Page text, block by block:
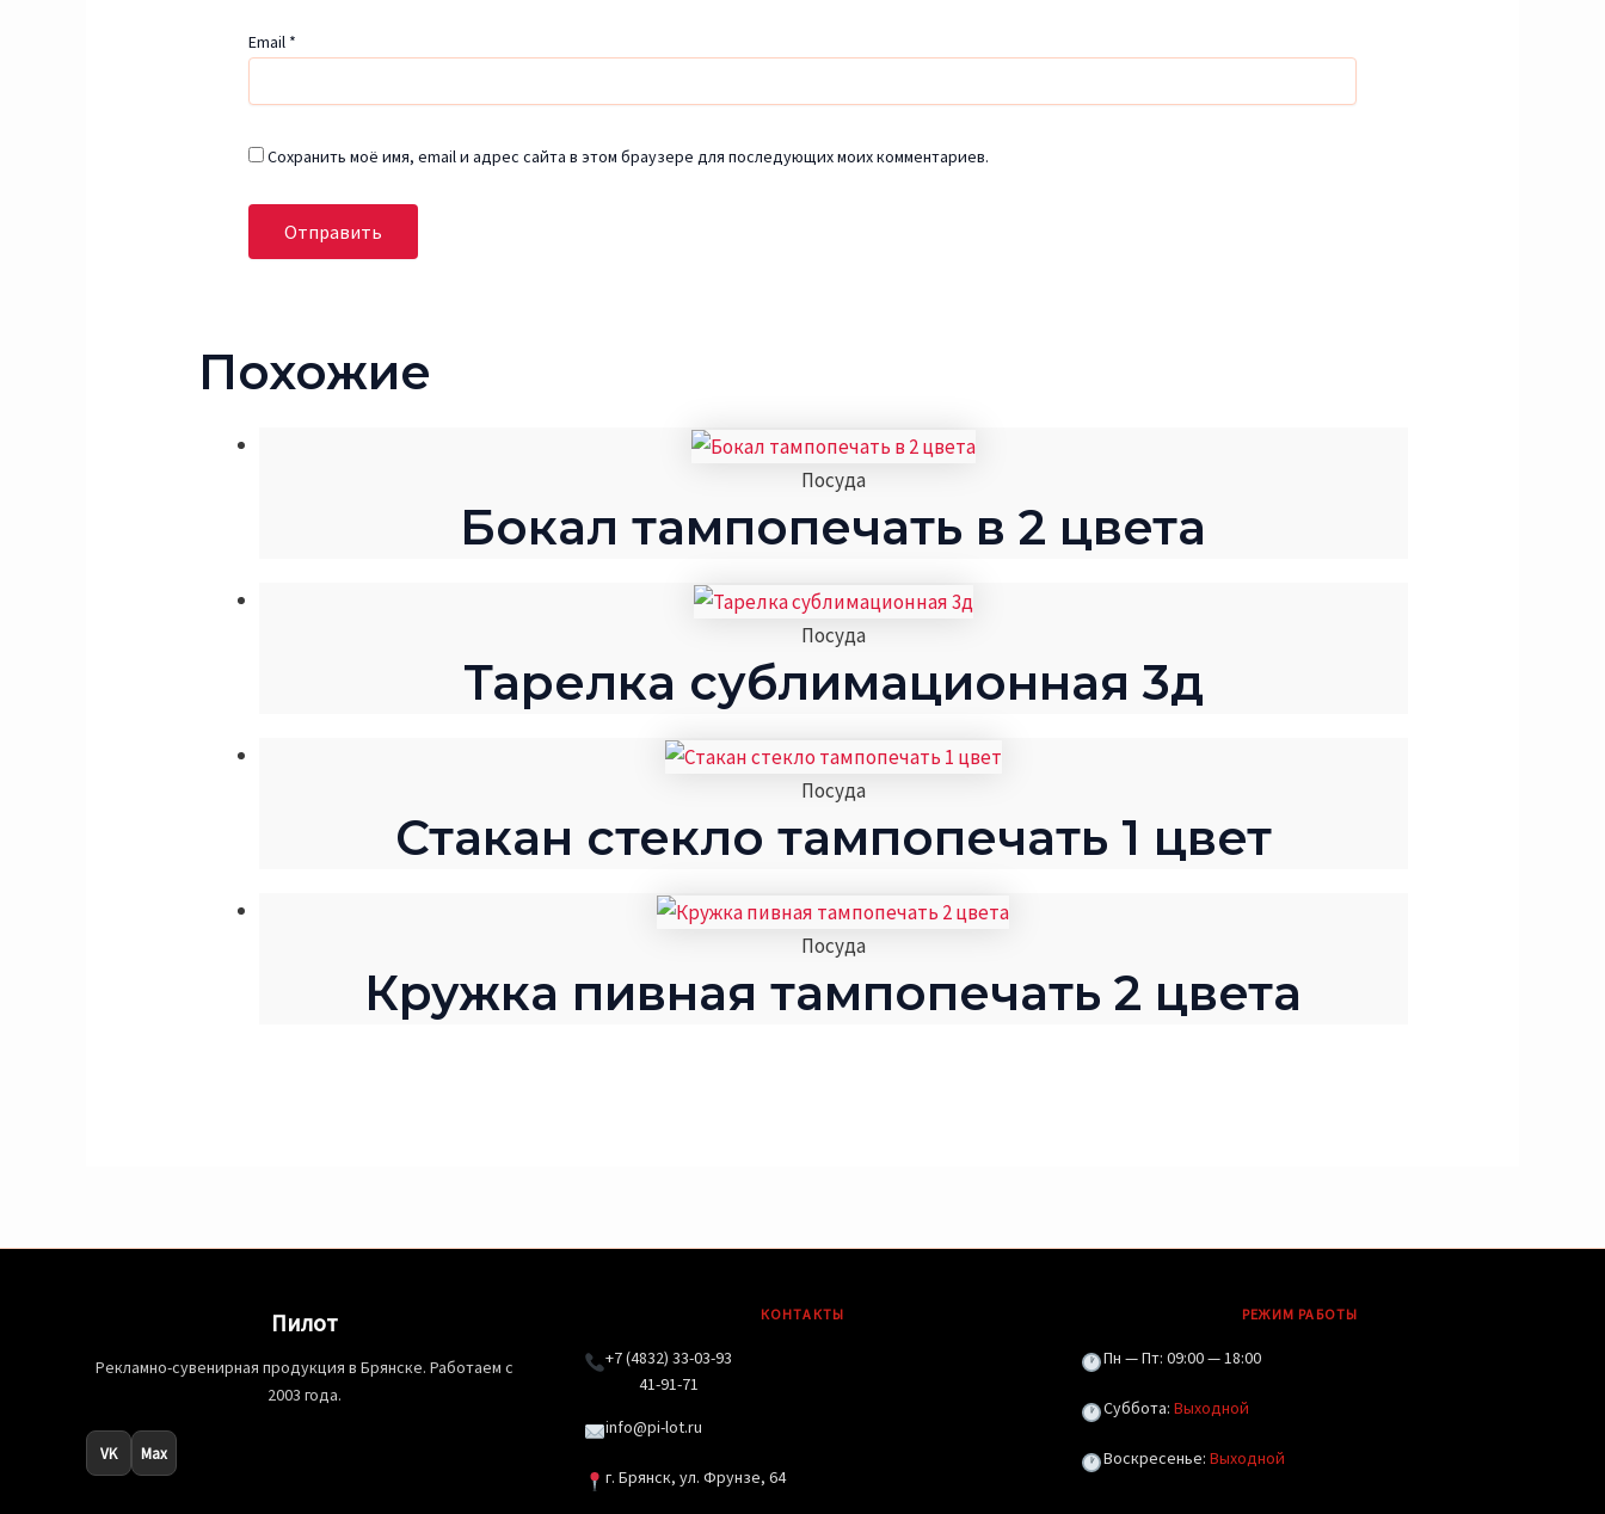
Email *
Сохранить моё имя, email и адрес сайта в этом браузере для последующих моих комментариев.
Похожие
Посуда
Бокал тампопечать в 2 цвета
Посуда
Тарелка сублимационная 3д
Посуда
Стакан стекло тампопечать 1 цвет
Посуда
Кружка пивная тампопечать 2 цвета
Пилот
Рекламно-сувенирная продукция в Брянске. Работаем с
2003 года.
VK Max
КОНТАКТЫ
+7 (4832) 33-03-93
41-91-71
info@pi-lot.ru
г. Брянск, ул. Фрунзе, 64
РЕЖИМ РАБОТЫ
Пн — Пт: 09:00 — 18:00
Суббота: Выходной
Воскресенье: Выходной